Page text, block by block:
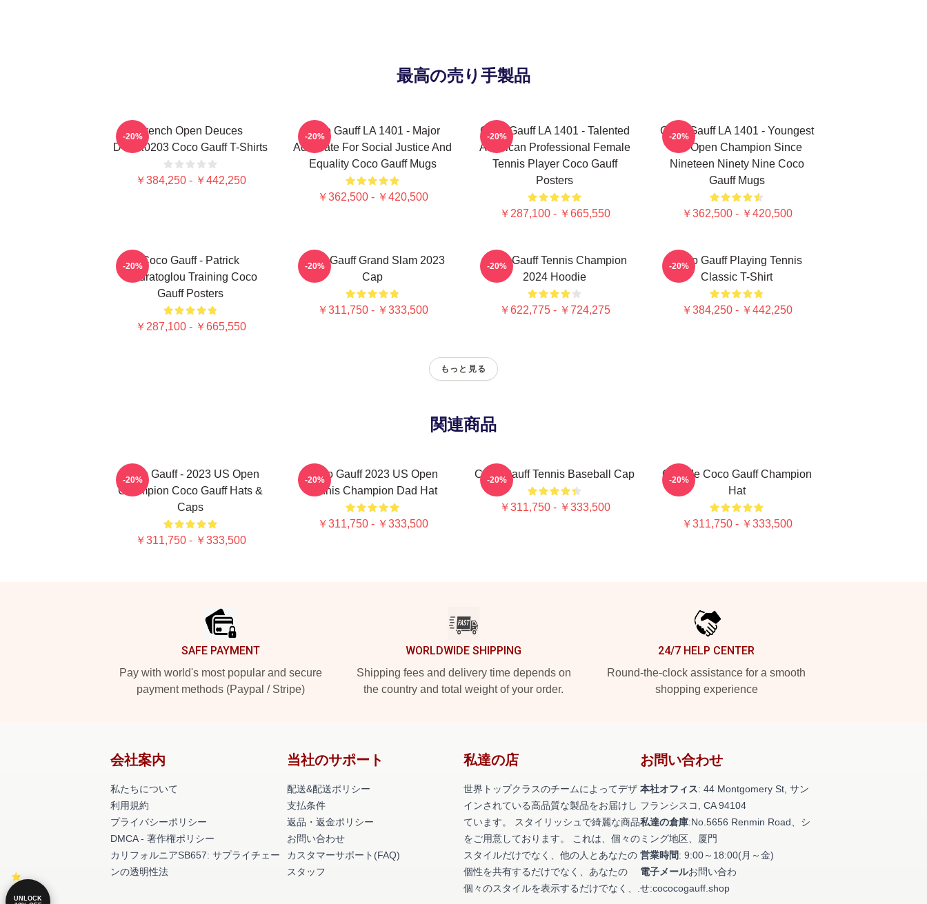
最高の売り手製品
French Open Deuces
DTNK0203 Coco Gauff T-Shirts
￥384,250 - ￥442,250
-20%
Coco Gauff LA 1401 - Major
Advocate For Social Justice And
Equality Coco Gauff Mugs
￥362,500 - ￥420,500
-20%
Coco Gauff LA 1401 - Talented
American Professional Female
Tennis Player Coco Gauff
Posters
￥287,100 - ￥665,550
-20%
Coco Gauff LA 1401 - Youngest
US Open Champion Since
Nineteen Ninety Nine Coco
Gauff Mugs
￥362,500 - ￥420,500
-20%
Coco Gauff - Patrick
Mouratoglou Training Coco
Gauff Posters
￥287,100 - ￥665,550
-20%
Coco Gauff Grand Slam 2023
Cap
￥311,750 - ￥333,500
-20%
Coco Gauff Tennis Champion
2024 Hoodie
￥622,775 - ￥724,275
-20%
Coco Gauff Playing Tennis
Classic T-Shirt
￥384,250 - ￥442,250
-20%
もっと見る
関連商品
Coco Gauff - 2023 US Open
Champion Coco Gauff Hats &
Caps
￥311,750 - ￥333,500
-20%
Coco Gauff 2023 US Open
Tennis Champion Dad Hat
￥311,750 - ￥333,500
-20% Coco Gauff Tennis Baseball Cap
￥311,750 - ￥333,500
-20%
Call Me Coco Gauff Champion
Hat
￥311,750 - ￥333,500
-20%
SAFE PAYMENT
Pay with world's most popular and secure
payment methods (Paypal / Stripe)
WORLDWIDE SHIPPING
Shipping fees and delivery time depends on
the country and total weight of your order.
24/7 HELP CENTER
Round-the-clock assistance for a smooth
shopping experience
会社案内
私たちについて
利用規約
プライバシーポリシー
DMCA - 著作権ポリシー
カリフォルニアSB657: サプライチェー
ンの透明性法
当社のサポート
配送&配送ポリシー
支払条件
返品・返金ポリシー
お問い合わせ
カスタマーサポート(FAQ)
スタッフ
私達の店
世界トップクラスのチームによってデザ
インされている高品質な製品をお届けし
ています。 スタイリッシュで綺麗な商品
をご用意しております。 これは、個々の
スタイルだけでなく、他の人とあなたの
個性を共有するだけでなく、あなたの
個々のスタイルを表示するだけでなく、.
お問い合わせ
本社オフィス: 44 Montgomery St, サン
フランシスコ, CA 94104
私達の倉庫:No.5656 Renmin Road、シ
ミング地区、厦門
営業時間: 9:00～18:00(月～金)
電子メールお問い合わ
せ:cococogauff.shop
UNLOCK